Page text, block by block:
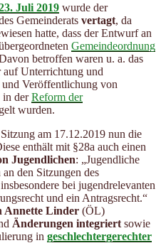
Juli 2019 wurde der
Gemeinderats vertagt, da
hatte, dass der Entwurf an
Gemeindeordnung
betroffen waren u. a. das
auf Unterrichtung und
Veröffentlichung von
in derReform der
wurden.
am 17.12.2019 nun die
enthält mit §28a auch einen
Jugendlichen: „Jugendliche
den Sitzungen des
bei jugendrelevanten
und ein Antragsrecht.“
Annette Linder (ÖL)
Änderungen integriert sowie
in geschlechtergerechter